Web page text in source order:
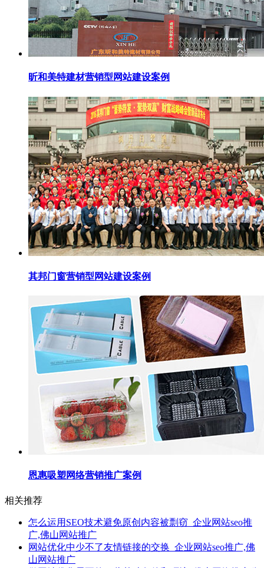
昕和美特建材营销型网站建设案例
其邦门窗营销型网站建设案例
恩惠吸塑网络营销推广案例
相关推荐
怎么运用SEO技术避免原创内容被剽窃_企业网站seo推
广,佛山网站推广
网站优化中少不了友情链接的交换_企业网站seo推广,佛
山网站推广